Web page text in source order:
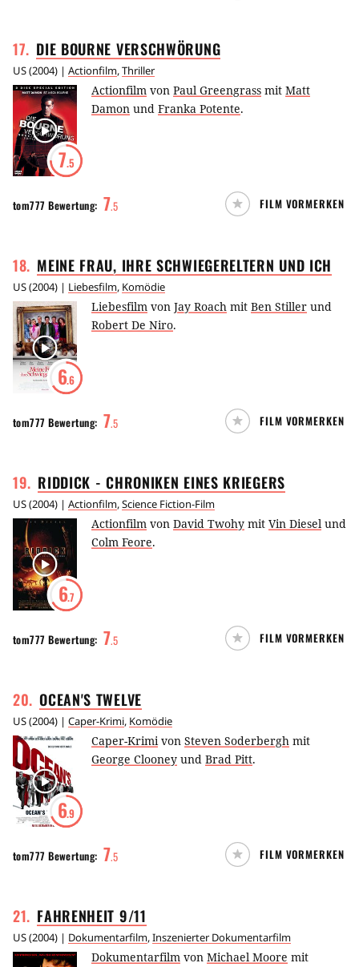
17. DIE BOURNE VERSCHWÖRUNG
US(2004) | Actionfilm,Thriller
7.5
Actionfilm von Paul Greengrass mit Matt
Damon und Franka Potente.
tom777 Bewertung: 7.5 FILM VORMERKEN
18. MEINE FRAU, IHRE SCHWIEGERELTERN UND ICH
US(2004) | Liebesfilm, Komödie
6.6
Liebesfilm von Jay Roach mit Ben Stiller und
Robert De Niro.
tom777 Bewertung: 7.5 FILM VORMERKEN
19. RIDDICK - CHRONIKEN EINES KRIEGERS
US(2004) | Actionfilm,Science Fiction-Film
6.7
Actionfilm von David Twohy mit Vin Diesel und
Colm Feore.
tom777 Bewertung: 7.5 FILM VORMERKEN
20. OCEAN'S TWELVE
US(2004) | Caper-Krimi, Komödie
6.9
Caper-Krimi von Steven Soderbergh mit
George Clooney und Brad Pitt.
tom777 Bewertung: 7.5 FILM VORMERKEN
21. FAHRENHEIT 9/11
US(2004) | Dokumentarfilm,Inszenierter Dokumentarfilm
Dokumentarfilm von Michael Moore mit